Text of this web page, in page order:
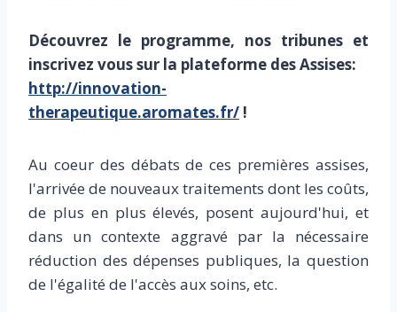
Découvrez le programme, nos tribunes et
inscrivez vous sur la plateforme des Assises:
http://innovation-
therapeutique.aromates.fr/ !
Au coeur des débats de ces premières assises,
l'arrivée de nouveaux traitements dont les coûts,
de plus en plus élevés, posent aujourd'hui, et
dans un contexte aggravé par la nécessaire
réduction des dépenses publiques, la question
de l'égalité de l'accès aux soins, etc.